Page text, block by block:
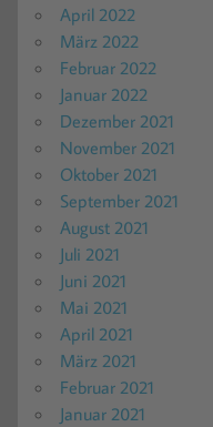
April 2022
März 2022
Februar 2022
Januar 2022
Dezember 2021
November 2021
Oktober 2021
September 2021
August 2021
Juli 2021
Juni 2021
Mai 2021
April 2021
März 2021
Februar 2021
Januar 2021